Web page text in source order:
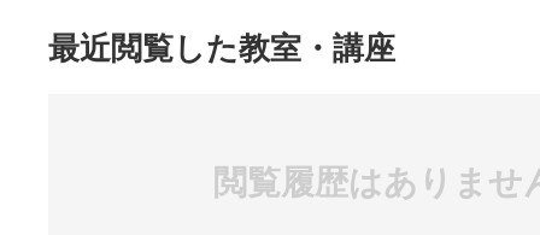
最近閲覧した教室・講座
閲覧履歴はありませ